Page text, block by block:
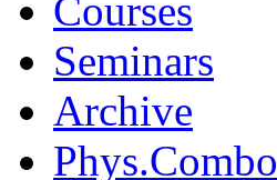
Courses
Seminars
Archive
Phys.Combo